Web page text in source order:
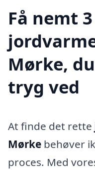
Få nemt
Mørke,
tryg ved
At finde det rette
Mørke behøver
proces. Med